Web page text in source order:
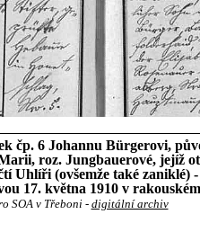
čp. 6 Johannu Bürgerovi,
roz. Jungbauerové, jejíž
Uhlíři (ovšemže také
17. května 1910 v
SOA v Třeboni - digitální archiv